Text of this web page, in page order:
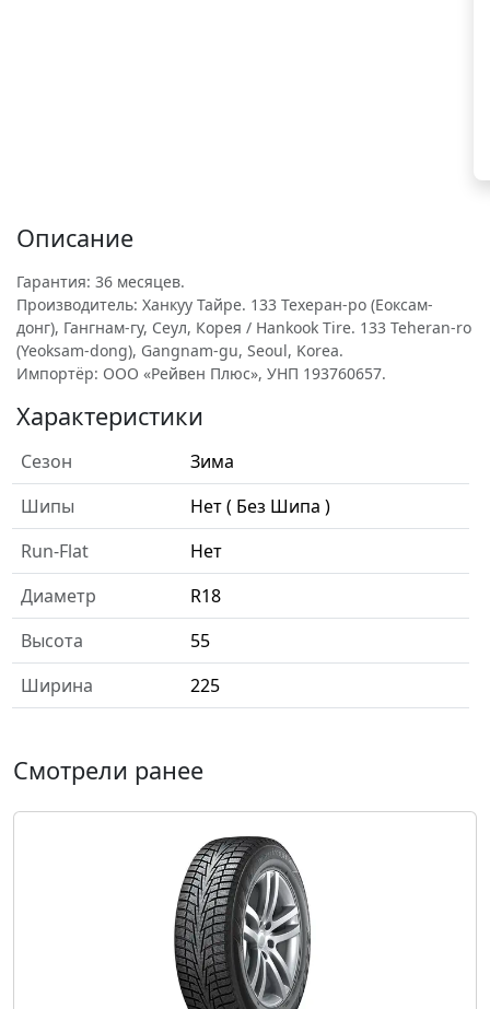
Описание
Гарантия: 36 месяцев.
Производитель: Ханкуу Тайре. 133 Техеран-ро (Еоксам-
донг), Гангнам-гу, Сеул, Корея / Hankook Tire. 133 Teheran-ro
(Yeoksam-dong), Gangnam-gu, Seoul, Korea.
Импортёр: ООО «Рейвен Плюс», УНП 193760657.
Характеристики
Сезон
Зима
Шипы
Нет ( Без Шипа )
Run-Flat
Нет
Диаметр
R18
Высота
55
Ширина
225
Смотрели ранее